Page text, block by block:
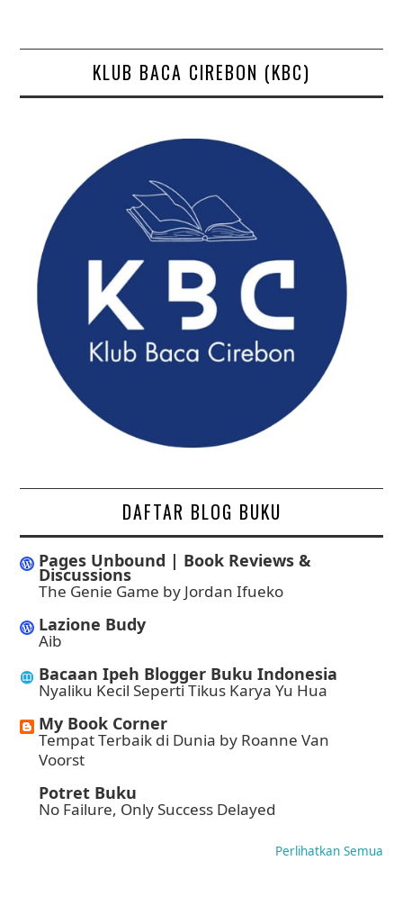
KLUB BACA CIREBON (KBC)
DAFTAR BLOG BUKU
Pages Unbound | Book Reviews &
Discussions
The Genie Game by Jordan Ifueko
Lazione Budy
Aib
Bacaan Ipeh Blogger Buku Indonesia
Nyaliku Kecil Seperti Tikus Karya Yu Hua
My Book Corner
Tempat Terbaik di Dunia by Roanne Van
Voorst
Potret Buku
No Failure, Only Success Delayed
Perlihatkan Semua